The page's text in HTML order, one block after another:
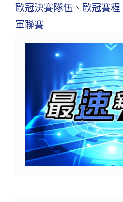
歐冠決賽隊伍 、 歐冠賽程
軍聯賽